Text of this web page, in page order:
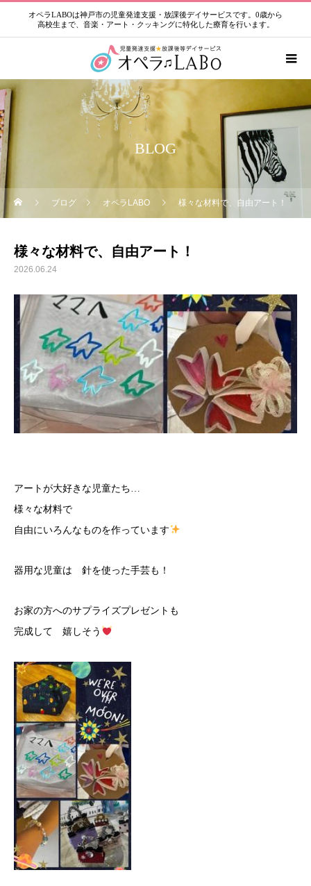
オペラLABOは神戸市の児童発達支援・放課後デイサービスです。0歳から
高校生まで、音楽・アート・クッキングに特化した療育を行います。
BLOG
ブログ オペラLABO 様々な材料で、自由アート！
様々な材料で、自由アート！
2026.06.24
アートが大好きな児童たち…
様々な材料で
自由にいろんなものを作っています
器用な児童は 針を使った手芸も！
お家の方へのサプライズプレゼントも
完成して 嬉しそう